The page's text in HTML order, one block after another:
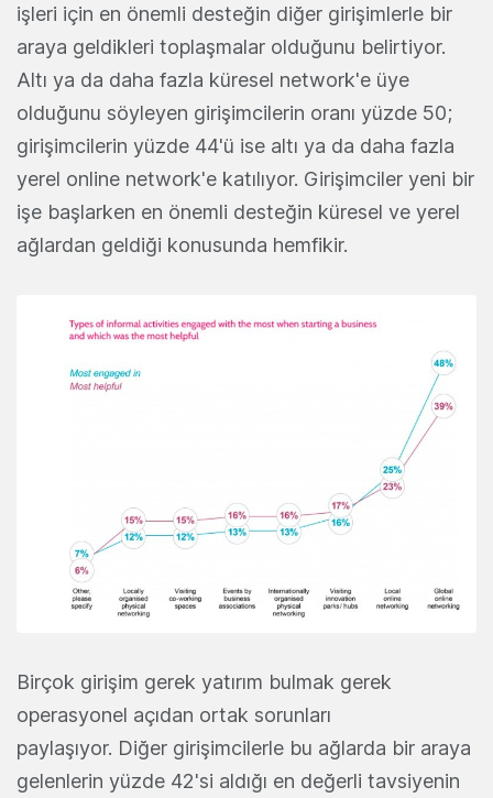
işleri için en önemli desteğin diğer girişimlerle bir
araya geldikleri toplaşmalar olduğunu belirtiyor.
Altı ya da daha fazla küresel network'e üye
olduğunu söyleyen girişimcilerin oranı yüzde 50;
girişimcilerin yüzde 44'ü ise altı ya da daha fazla
yerel online network'e katılıyor. Girişimciler yeni bir
işe başlarken en önemli desteğin küresel ve yerel
ağlardan geldiği konusunda hemfikir.
Birçok girişim gerek yatırım bulmak gerek
operasyonel açıdan ortak sorunları
paylaşıyor. Diğer girişimcilerle bu ağlarda bir araya
gelenlerin yüzde 42'si aldığı en değerli tavsiyenin